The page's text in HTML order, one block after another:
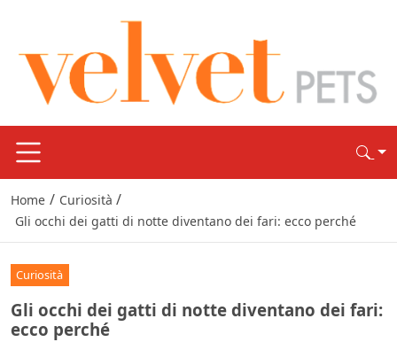
Home / Curiosità /
Gli occhi dei gatti di notte diventano dei fari: ecco perché
Curiosità
Gli occhi dei gatti di notte diventano dei fari:
ecco perché